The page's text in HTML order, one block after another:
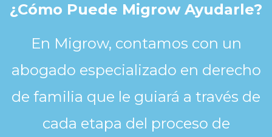
¿Cómo Puede Migrow Ayudarle?
En Migrow, contamos con un
abogado especializado en derecho
de familia que le guiará a través de
cada etapa del proceso de